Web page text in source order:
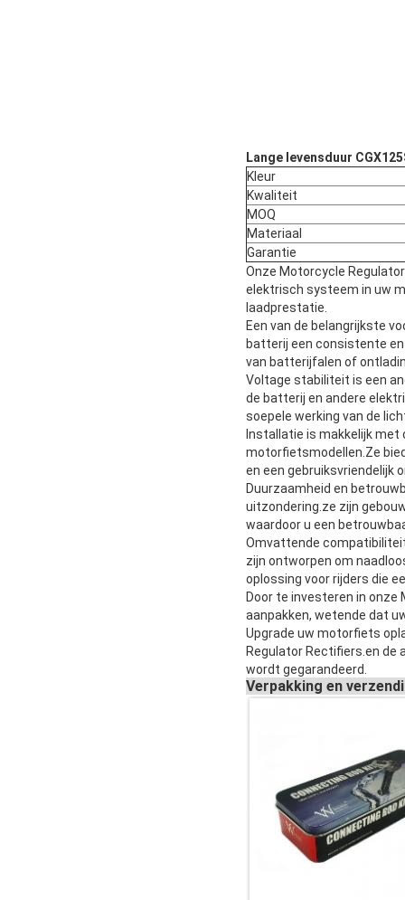
Lange levensduur
Kleur
Kwaliteit
MOQ
Materiaal
Garantie
Onze Motorcycle
elektrisch systeem in uw
laadprestatie.
Een van de belangrijkste
batterij een consistente
van batterijfalen of
Voltage stabiliteit is een
de batterij en andere
soepele werking van de
Installatie is makkelijk
motorfietsmodellen.Ze
en een gebruiksvriendelijk
Duurzaamheid en
uitzondering.ze zijn
waardoor u een
Omvattende
zijn ontworpen om
oplossing voor rijders die
Door te investeren in
aanpakken, wetende dat
Upgrade uw motorfiets
Regulator Rectifiers.en de
wordt gegarandeerd.
Verpakking en